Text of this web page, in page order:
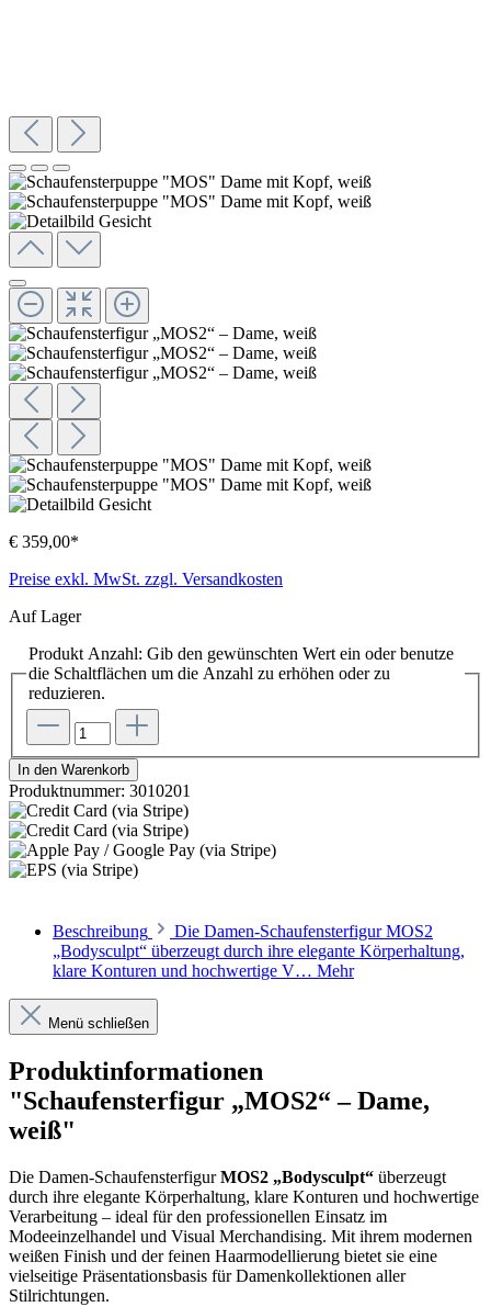
€ 359,00*
Preise exkl. MwSt. zzgl. Versandkosten
Auf Lager
Produkt Anzahl: Gib den gewünschten Wert ein oder benutze
die Schaltflächen um die Anzahl zu erhöhen oder zu
reduzieren.
In den Warenkorb
Produktnummer: 3010201
Beschreibung
Die Damen-Schaufensterfigur MOS2
„Bodysculpt“ überzeugt durch ihre elegante Körperhaltung,
klare Konturen und hochwertige V… Mehr
Menü schließen
Produktinformationen
"Schaufensterfigur „MOS2“ – Dame,
weiß"
Die Damen-SchaufensterfigurMOS2 „Bodysculpt“ überzeugt
durch ihre elegante Körperhaltung, klare Konturen und hochwertige
Verarbeitung – ideal für den professionellen Einsatz im
Modeeinzelhandel und Visual Merchandising. Mit ihrem modernen
weißen Finish und der feinen Haarmodellierung bietet sie eine
vielseitige Präsentationsbasis für Damenkollektionen aller
Stilrichtungen.